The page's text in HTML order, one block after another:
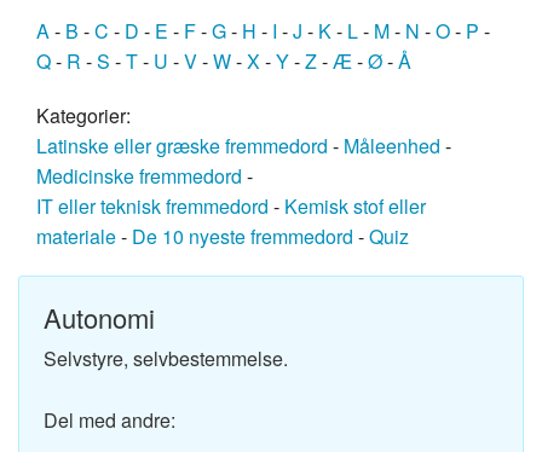
A- B -C - D - E - F-G- H - I -J - K- L- M- N -O- P -
Q- R -S -T- U -V-W-X-Y-Z-Æ-Ø-Å
Kategorier:
Latinske eller græske fremmedord - Måleenhed -
Medicinske fremmedord -
IT eller teknisk fremmedord - Kemisk stof eller
materiale- De 10 nyeste fremmedord -Quiz
Autonomi
Selvstyre, selvbestemmelse.
Del med andre: